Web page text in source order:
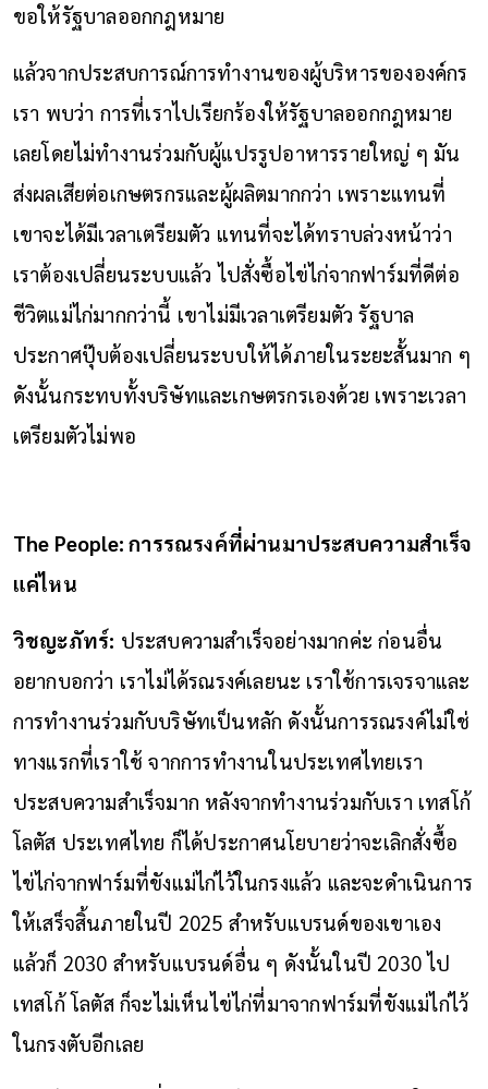
ขอให้รัฐบาลออกกฎหมาย
แล้วจากประสบการณ์การทำงานของผู้บริหารขององค์กร
เรา พบว่า การที่เราไปเรียกร้องให้รัฐบาลออกกฎหมาย
เลยโดยไม่ทำงานร่วมกับผู้แปรรูปอาหารรายใหญ่ ๆ มัน
ส่งผลเสียต่อเกษตรกรและผู้ผลิตมากกว่า เพราะแทนที่
เขาจะได้มีเวลาเตรียมตัว แทนที่จะได้ทราบล่วงหน้าว่า
เราต้องเปลี่ยนระบบแล้ว ไปสั่งซื้อไข่ไก่จากฟาร์มที่ดีต่อ
ชีวิตแม่ไก่มากกว่านี้ เขาไม่มีเวลาเตรียมตัว รัฐบาล
ประกาศปุ๊บต้องเปลี่ยนระบบให้ได้ภายในระยะสั้นมาก ๆ
ดังนั้นกระทบทั้งบริษัทและเกษตรกรเองด้วย เพราะเวลา
เตรียมตัวไม่พอ
The People: การรณรงค์ที่ผ่านมาประสบความสำเร็จ
แค่ไหน
วิชญะภัทร์: ประสบความสำเร็จอย่างมากค่ะ ก่อนอื่น
อยากบอกว่า เราไม่ได้รณรงค์เลยนะ เราใช้การเจรจาและ
การทำงานร่วมกับบริษัทเป็นหลัก ดังนั้นการรณรงค์ไม่ใช่
ทางแรกที่เราใช้ จากการทำงานในประเทศไทยเรา
ประสบความสำเร็จมาก หลังจากทำงานร่วมกับเรา เทสโก้
โลตัส ประเทศไทย ก็ได้ประกาศนโยบายว่าจะเลิกสั่งซื้อ
ไข่ไก่จากฟาร์มที่ขังแม่ไก่ไว้ในกรงแล้ว และจะดำเนินการ
ให้เสร็จสิ้นภายในปี 2025 สำหรับแบรนด์ของเขาเอง
แล้วก็ 2030 สำหรับแบรนด์อื่น ๆ ดังนั้นในปี 2030 ไป
เทสโก้ โลตัส ก็จะไม่เห็นไข่ไก่ที่มาจากฟาร์มที่ขังแม่ไก่ไว้
ในกรงตับอีกเลย